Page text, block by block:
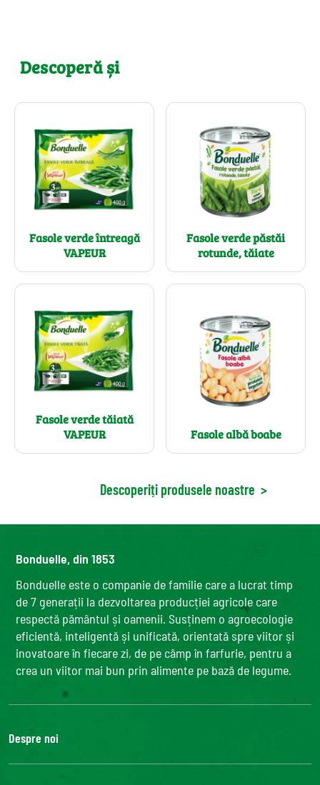
Descoperă și
Fasole verde întreagă
VAPEUR
Fasole verde păstăi
rotunde, tăiate
Fasole verde tăiată
VAPEUR
Fasole albă boabe
Descoperiți produsele noastre >
Bonduelle, din 1853
Bonduelle este o companie de familie care a lucrat timp
de 7 generații la dezvoltarea producției agricole care
respectă pământul și oamenii. Susținem o agroecologie
eficientă, inteligentă și unificată, orientată spre viitor și
inovatoare în fiecare zi, de pe câmp în farfurie, pentru a
crea un viitor mai bun prin alimente pe bază de legume.
Despre noi
Grupul Bonduelle